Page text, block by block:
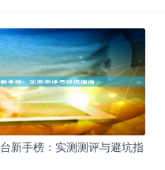
新手榜：实测测评与避坑指